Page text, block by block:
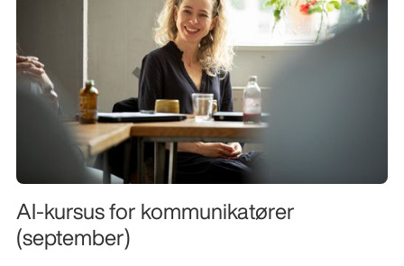
AI-kursus for kommunikatører
(september)